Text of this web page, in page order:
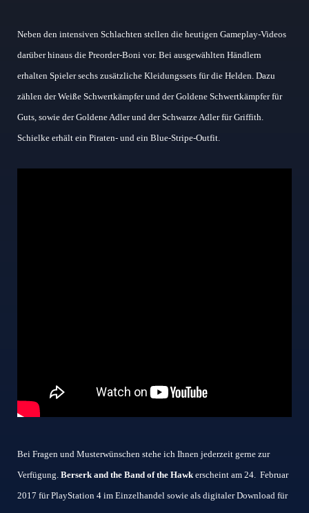
Neben den intensiven Schlachten stellen die heutigen Gameplay-Videos
darüber hinaus die Preorder-Boni vor. Bei ausgewählten Händlern
erhalten Spieler sechs zusätzliche Kleidungssets für die Helden. Dazu
zählen der Weiße Schwertkämpfer und der Goldene Schwertkämpfer für
Guts, sowie der Goldene Adler und der Schwarze Adler für Griffith.
Schielke erhält ein Piraten- und ein Blue-Stripe-Outfit.
Bei Fragen und Musterwünschen stehe ich Ihnen jederzeit gerne zur
Verfügung. Berserk and the Band of the Hawk erscheint am 24. Februar
2017 für PlayStation 4 im Einzelhandel sowie als digitaler Download für